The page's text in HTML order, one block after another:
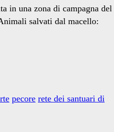
in una zona di campagna del
salvati dal macello:
pecore rete dei santuari di